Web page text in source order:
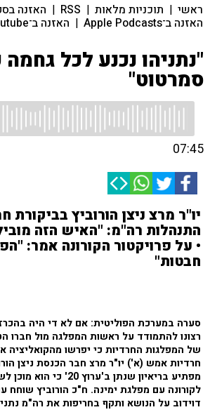
ראשי | תוכניות מלאות |
RSS
| האזנה
האזנה ב־Apple Podcasts | האזנה ב־youtube
"נתניהו נכנע לכל גחמה
סמרטוט"
07:45
יו"ר מרצ ניצן הורוביץ בביקורת
התנהלות רה"מ: "האיש הזה
• על פרויקטור הקורונה אמר:
חבטות"
סערה במערכת הפוליטית: אם לא די היה
רצונו להתמודד על ראשות המפלגה מול חברו
של המפלגות החרדיות כי יפרשו מהקואליציה
חרדיות אמש (א') יו"ר מרצ חבר הכנסת ניצן
מפתיע בריאיון שנתן
לקורונה עם מפלגת ימינה. ח"כ הורוביץ שוחח
דוידוב על הנושא ותקף בחריפות את רה"מ